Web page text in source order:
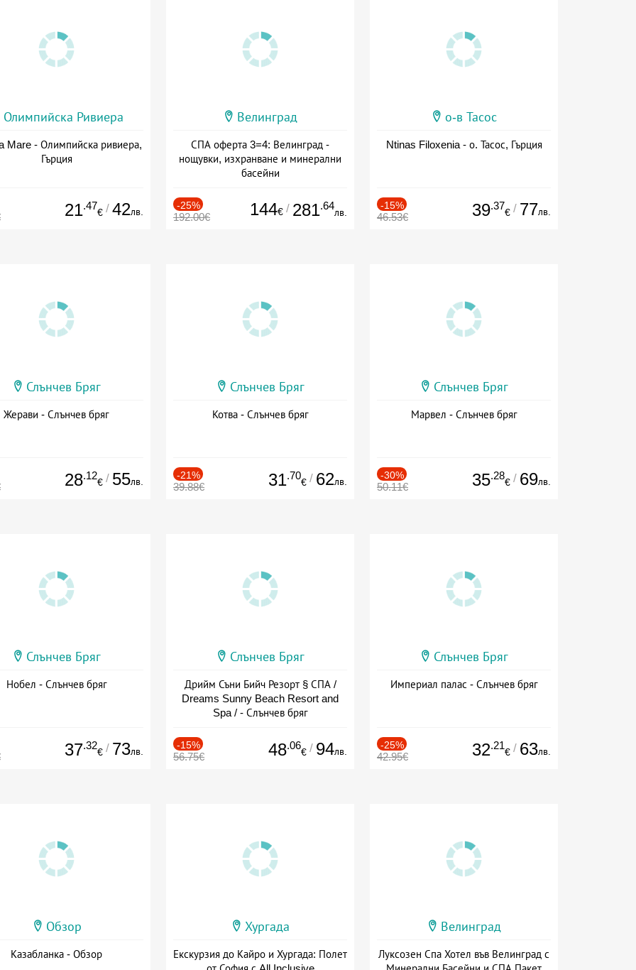
Олимпийска Ривиера
Mare - Олимпийска ривиера,
Гърция
21.47
€ / 42лв.
Велинград
СПА оферта 3=4: Велинград -
нощувки, изхранване и минерални
басейни
-25%
192.00€ 144€ / 281.64
лв.
о-в Тасос
Ntinas Filoxenia - о. Тасос, Гърция
-15%
46.53€ 39.37
€ / 77лв.
Слънчев Бряг
Жерави - Слънчев бряг
28.12
€ / 55лв.
Слънчев Бряг
Котва - Слънчев бряг
-21%
39.88€ 31.70
€ / 62лв.
Слънчев Бряг
Марвел - Слънчев бряг
-30%
50.11€ 35.28
€ / 69лв.
Слънчев Бряг
Нобел - Слънчев бряг
37.32
€ / 73лв.
Слънчев Бряг
Дрийм Съни Бийч Резорт § СПА /
Dreams Sunny Beach Resort and
Spa / - Слънчев бряг
-15%
56.75€ 48.06
€ / 94лв.
Слънчев Бряг
Империал палас - Слънчев бряг
-25%
42.95€ 32.21
€ / 63лв.
Обзор
Казабланка - Обзор
Хургада
Екскурзия до Кайро и Хургада: Полет
Велинград
Луксозен Спа Хотел във Велинград с